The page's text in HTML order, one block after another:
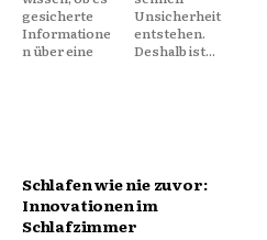
gesicherte
Informatione
n über eine
Unsicherheit
entstehen.
Deshalb ist...
Schlafen wie nie zuvor:
Innovationen im
Schlafzimmer